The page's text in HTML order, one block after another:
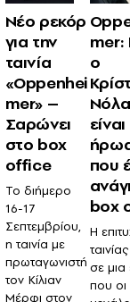
Νέο ρεκόρ
για την
ταινία
«Oppenhei
mer» –
Σαρώνει
στο box
office
Το διήμερο
16-17
Σεπτεμβρίου,
η ταινία με
πρωταγωνιστή
τον Κίλιαν
Μέρφι στον
mer:
ο
που
box
Η
σε μια
που οι